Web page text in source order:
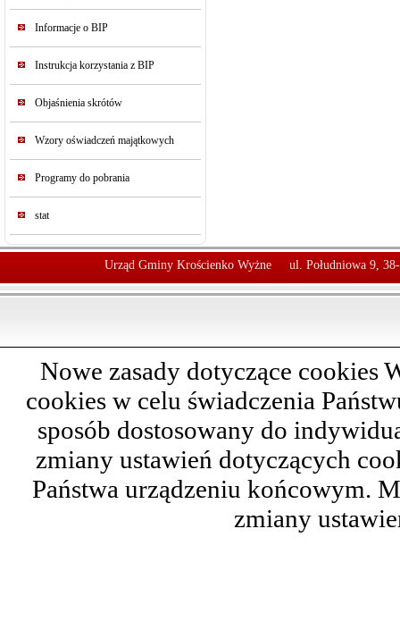
Informacje o BIP
Instrukcja korzystania z BIP
Objaśnienia skrótów
Wzory oświadczeń majątkowych
Programy do pobrania
stat
Urząd Gminy Krościenko Wyżne ul. Południowa 9,
Nowe zasady dotyczące cookies
cookies w celu świadczenia
sposób dostosowany do
zmiany ustawień dotyczących
Państwa urządzeniu końcowym.
zmiany